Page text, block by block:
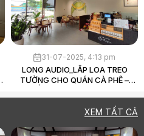
31-07-2025, 4:13 pm
LONG AUDIO_LẮP LOA TREO
TƯỜNG CHO QUÁN CÀ PHÊ –
CHUẨN, CHI PHÍ HỢP LÝ
XEM TẤT CẢ